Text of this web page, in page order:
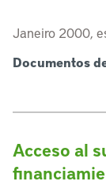
Janeiro 2000,
Documentos
Acceso al